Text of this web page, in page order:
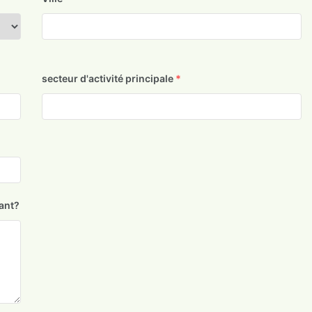
secteur d'activité principale *